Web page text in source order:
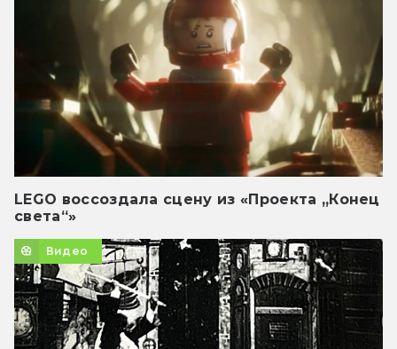
LEGO воссоздала сцену из «Проекта „Конец
света“»
Видео